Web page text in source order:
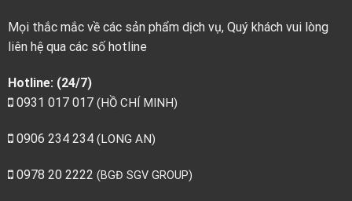
Mọi thắc mắc về các sản phẩm dịch vụ, Quý khách vui lòng
liên hệ qua các số hotline
Hotline: (24/7)
0931 017 017(HỒ CHÍ MINH)
0906 234 234 (LONG AN)
0978 20 2222 (BGĐ SGV GROUP)